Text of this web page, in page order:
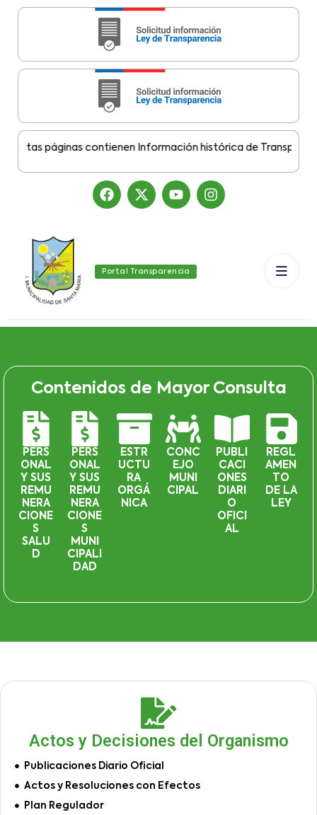
páginas contienen Información histórica de Transparencia
Portal Transparencia
Contenidos de Mayor Consulta
PERS
ONAL
Y SUS
REMU
NERA
CIONE
S
SALU
D
PERS
ONAL
Y SUS
REMU
NERA
CIONE
S
MUNI
CIPALI
DAD
ESTR
UCTU
RA
ORGÁ
NICA
CONC
EJO
MUNI
CIPAL
PUBLI
CACI
ONES
DIARI
O
OFICI
AL
REGL
AMEN
TO
DE LA
LEY
Actos y Decisiones del Organismo
Publicaciones Diario Oficial
Actos y Resoluciones con Efectos
Plan Regulador